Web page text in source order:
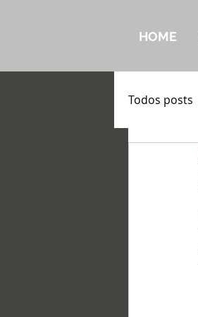
HOME
Todos posts